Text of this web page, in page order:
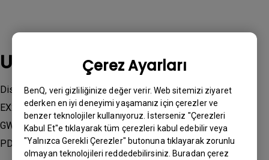
Çerez Ayarları
BenQ, veri gizliliğinize değer verir. Web sitemizi ziyaret
ederken en iyi deneyimi yaşamanız için çerezler ve
benzer teknolojiler kullanıyoruz. İsterseniz "Çerezleri
Kabul Et"e tıklayarak tüm çerezleri kabul edebilir veya
"Yalnızca Gerekli Çerezler" butonuna tıklayarak zorunlu
olmayan teknolojileri reddedebilirsiniz. Buradan çerez
Uygulanabilir modeller
Display QuicKit, EX240, EX270M, EX270QM, EX2710Q,
EX2710R, EX2710U, EX3210U, EX321UX, GW2485TC,
GW2785TC, GW2790QT, GW3290QT, PD2506Q, PD2705U,
PD2706U, PD2706UA, PD3205U